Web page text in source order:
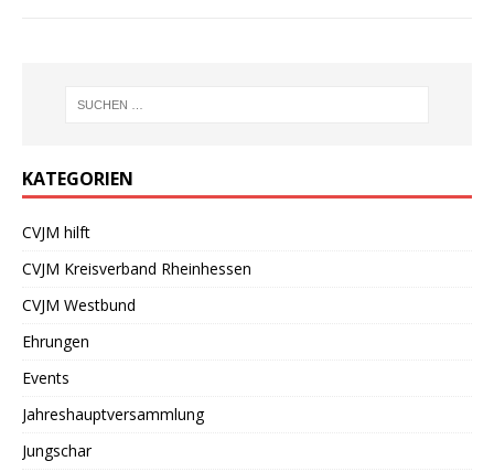
KATEGORIEN
CVJM hilft
CVJM Kreisverband Rheinhessen
CVJM Westbund
Ehrungen
Events
Jahreshauptversammlung
Jungschar